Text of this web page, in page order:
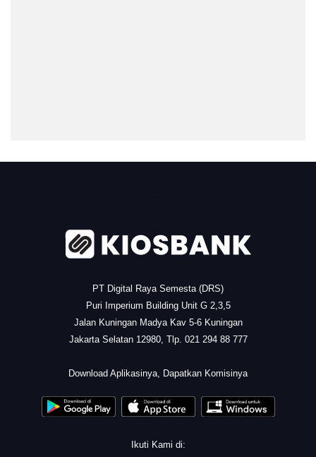
PT Digital Raya Semesta (DRS)
Puri Imperium Building Unit G 2,3,5
Jalan Kuningan Madya Kav 5-6 Kuningan
Jakarta Selatan 12980, Tlp. 021 294 88 777
Download Aplikasinya, Dapatkan Komisinya
Ikuti Kami di: